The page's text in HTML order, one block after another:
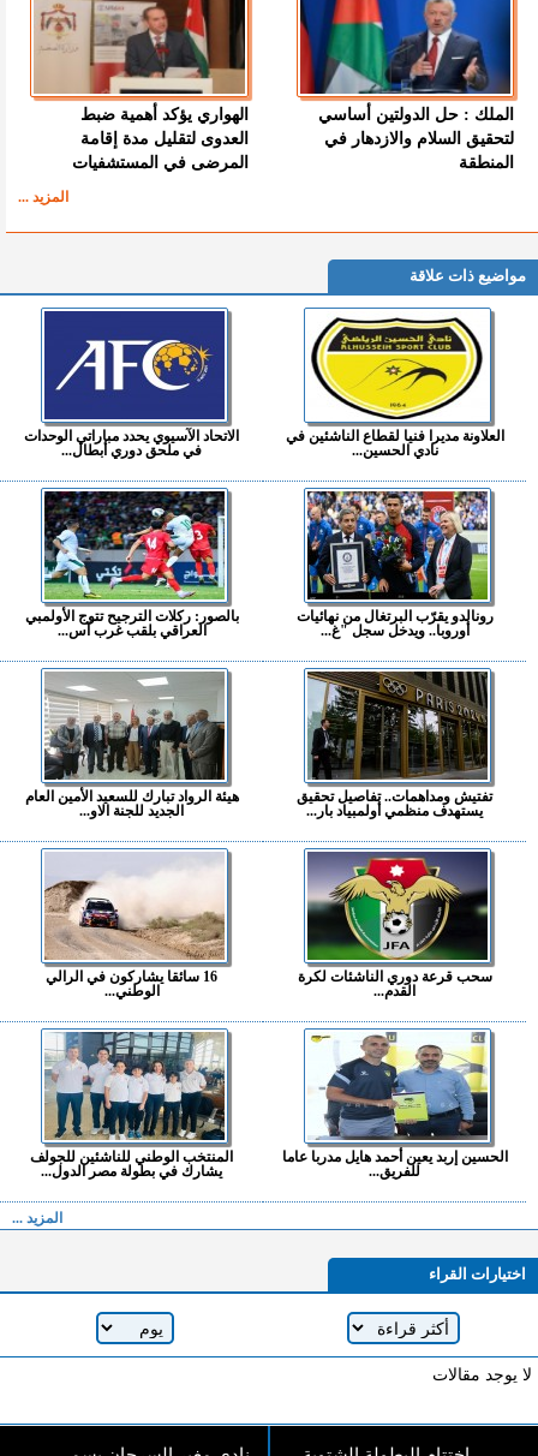
الملك : حل الدولتين أساسي
لتحقيق السلام والازدهار في
المنطقة
الهواري يؤكد أهمية ضبط
العدوى لتقليل مدة إقامة
المرضى في المستشفيات
المزيد ...
مواضيع ذات علاقة
العلاونة مديرا فنيا لقطاع الناشئين في
نادي الحسين...
الاتحاد الآسيوي يحدد مباراتي الوحدات
في ملحق دوري أبطال...
رونالدو يقرّب البرتغال من نهائيات
أوروبا.. ويدخل سجل "غ...
بالصور: ركلات الترجيح تتوج الأولمبي
العراقي بلقب غرب آس...
تفتيش ومداهمات.. تفاصيل تحقيق
يستهدف منظمي أولمبياد بار...
هيئة الرواد تبارك للسعيد الأمين العام
الجديد للجنة الاو...
سحب قرعة دوري الناشئات لكرة
القدم...
16 سائقا يشاركون في الرالي
الوطني...
الحسين إربد يعين أحمد هايل مدربا عاما
للفريق...
المنتخب الوطني للناشئين للجولف
يشارك في بطولة مصر الدول...
المزيد ...
اختيارات القراء
لا يوجد مقالات